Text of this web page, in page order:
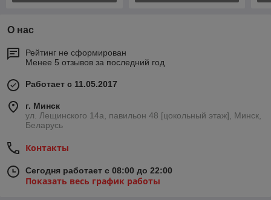
О нас
Рейтинг не сформирован
Менее 5 отзывов за последний год
Работает с 11.05.2017
г. Минск
ул. Лещинского 14а, павильон 48 [цокольный этаж], Минск,
Беларусь
Контакты
Сегодня работает с 08:00 до 22:00
Показать весь график работы